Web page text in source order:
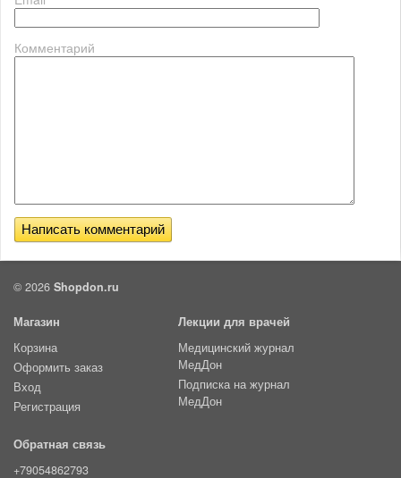
Комментарий
© 2026 Shopdon.ru
Магазин
Корзина
Оформить заказ
Вход
Регистрация
Лекции для врачей
Медицинский журнал
МедДон
Подписка на журнал
МедДон
Обратная связь
+79054862793